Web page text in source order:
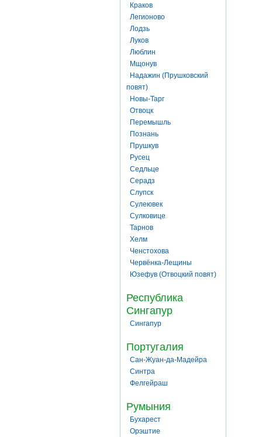
Краков
Легионово
Лодзь
Луков
Люблин
Мщонув
Надажин (Прушковский
повят)
Новы-Тарг
Отвоцк
Перемышль
Познань
Прушкув
Русец
Седльце
Серадз
Слупск
Сулеювек
Сулковице
Тарнов
Хелм
Ченстохова
Червёнка-Лещины
Юзефув (Отвоцкий повят)
Республика
Сингапур
Сингапур
Португалия
Сан-Жуан-да-Мадейра
Синтра
Фелгейраш
Румыния
Бухарест
Орэштие